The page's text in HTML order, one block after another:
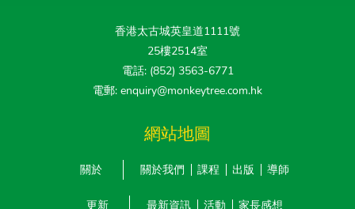
香港太古城英皇道1111號
25樓2514室
電話: (852) 3563-6771
電郵: enquiry@monkeytree.com.hk
網站地圖
關於 關於我們 課程 出版 導師
更新 最新資訊 活動 家長感想